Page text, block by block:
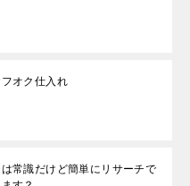
オク仕入れ
常識だけど簡単にリサーチで